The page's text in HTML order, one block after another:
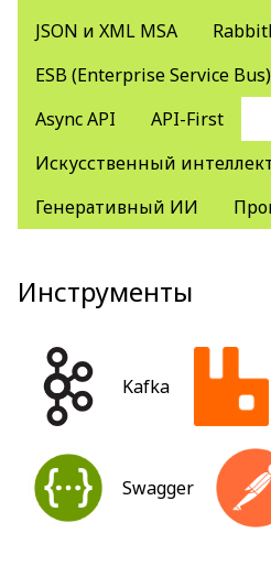
JSON и XML MSA
ESB (Enterprise Service Bus)
Async API
API-First
Искусственный
Генеративный ИИ
Инструменты
Kafka
Swagger